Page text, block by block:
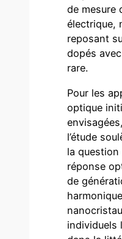
de mesure
électrique,
reposant
dopés
rare.
Pour les
optique
l’étude
la question
réponse
de
individuels